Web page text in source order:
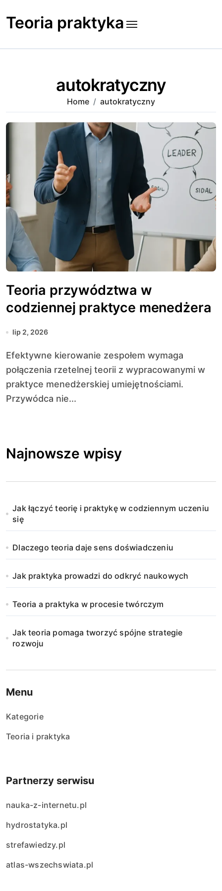
to
content
Teoria praktyka
autokratyczny
Home autokratyczny
Teoria przywództwa w
codziennej praktyce menedżera
lip 2, 2026
Efektywne kierowanie zespołem wymaga
połączenia rzetelnej teorii z wypracowanymi w
praktyce menedżerskiej umiejętnościami.
Przywódca nie...
Najnowsze wpisy
Jak łączyć teorię i praktykę w codziennym uczeniu
się
Dlaczego teoria daje sens doświadczeniu
Jak praktyka prowadzi do odkryć naukowych
Teoria a praktyka w procesie twórczym
Jak teoria pomaga tworzyć spójne strategie
rozwoju
Menu
Kategorie
Teoria i praktyka
Partnerzy serwisu
nauka-z-internetu.pl
hydrostatyka.pl
strefawiedzy.pl
atlas-wszechswiata.pl